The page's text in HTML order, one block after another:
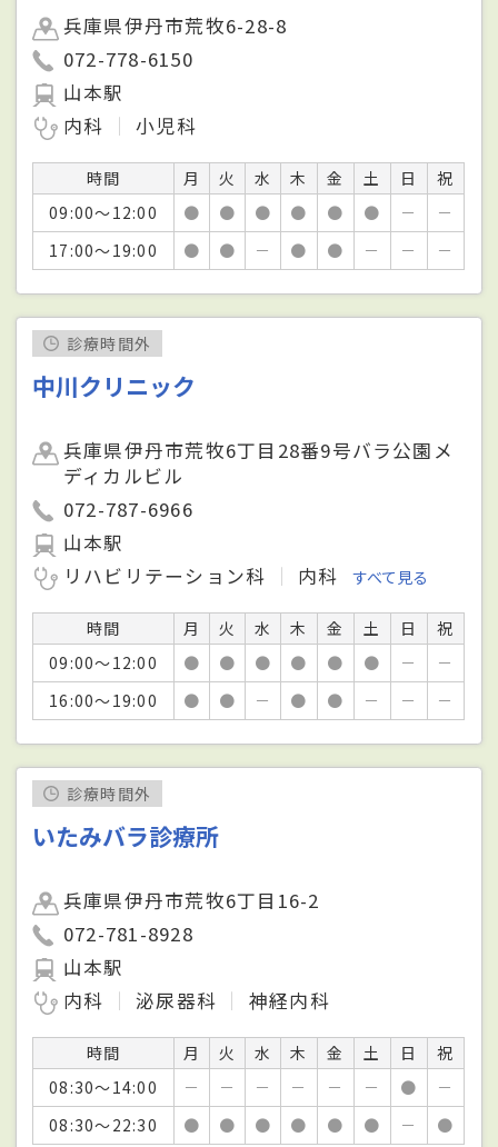
兵庫県伊丹市荒牧6-28-8
072-778-6150
山本駅
内科
小児科
時間 月 火 水 木 金 土 日
祝
09:00～12:00
● ● ● ● ● ● －
－
17:00～19:00
● ● － ● ● － － －
診療時間外
中川クリニック
兵庫県伊丹市荒牧6丁目28番9号バラ公園メ
ディカルビル
072-787-6966
山本駅
リハビリテーション科
内科 すべて見る
時間 月 火 水 木 金 土 日
祝
09:00～12:00
● ● ● ● ● ● －
－
16:00～19:00
● ● － ● ● － － －
診療時間外
いたみバラ診療所
兵庫県伊丹市荒牧6丁目16-2
072-781-8928
山本駅
内科
泌尿器科 神経内科
時間 月 火 水 木 金 土 日
祝
08:30～14:00
－ － － － － － ●
－
08:30～22:30
● ● ● ● ● ● － ●